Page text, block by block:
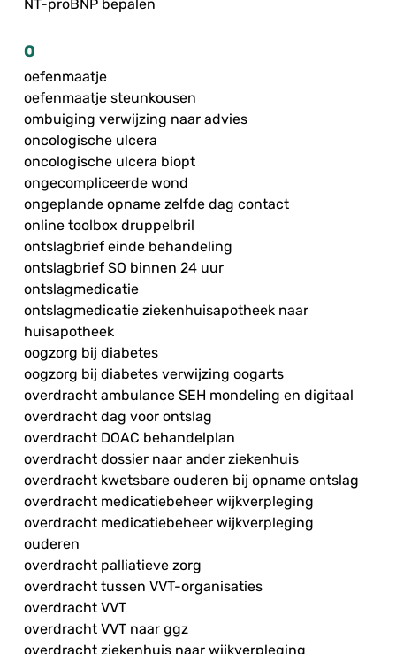
NT-proBNP bepalen
O
oefenmaatje
oefenmaatje steunkousen
ombuiging verwijzing naar advies
oncologische ulcera
oncologische ulcera biopt
ongecompliceerde wond
ongeplande opname zelfde dag contact
online toolbox druppelbril
ontslagbrief einde behandeling
ontslagbrief SO binnen 24 uur
ontslagmedicatie
ontslagmedicatie ziekenhuisapotheek naar
huisapotheek
oogzorg bij diabetes
oogzorg bij diabetes verwijzing oogarts
overdracht ambulance SEH mondeling en digitaal
overdracht dag voor ontslag
overdracht DOAC behandelplan
overdracht dossier naar ander ziekenhuis
overdracht kwetsbare ouderen bij opname ontslag
overdracht medicatiebeheer wijkverpleging
overdracht medicatiebeheer wijkverpleging
ouderen
overdracht palliatieve zorg
overdracht tussen VVT-organisaties
overdracht VVT
overdracht VVT naar ggz
overdracht ziekenhuis naar wijkverpleging